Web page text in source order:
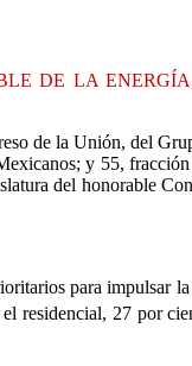
DE LA
de la Unión, del
y 55,
del honorable
para
residencial, 27 por